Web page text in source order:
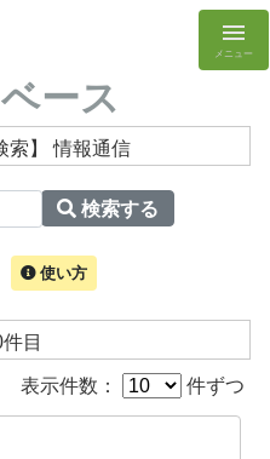
ース
メニュー
索】 情報通信
検索する
使い方
目
表示件数： 件ずつ